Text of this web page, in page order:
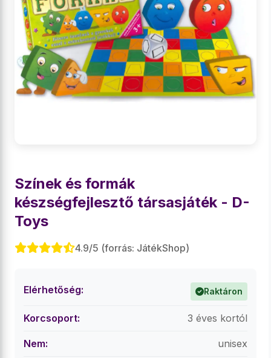
Színek és formák
készségfejlesztő társasjáték - D-
Toys
4.9/5 (forrás: JátékShop)
Elérhetőség: Raktáron
Korcsoport: 3 éves kortól
Nem: unisex